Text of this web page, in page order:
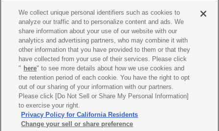
PAS/YPJ用品
その他用品
イベント&エンターテイメント
オンラインショップ
企業情報
ご利用規約 推薦環境 プライバシーポリシー Cookie ポリシー
We collect unique personal identifiers such as cookies to
analyze our traffic and to personalize content and ads. We
share information about your use of our website with our
analytics and advertising partners, who may combine it with
other information that you have provided to them or that they
have collected from your use of their services. Please click
" here" to see more details about how we use cookies and
the retention period of each cookie. You have the right to opt
out of our sharing of your information with our partners.
Please click [Do Not Sell or Share My Personal Information]
to exercise your right.
Privacy Policy for California Residents
Change your sell or share preference